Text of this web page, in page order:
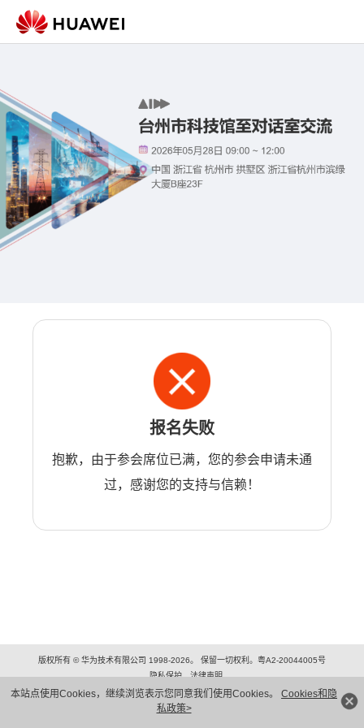
本站点使用Cookies，继续浏览表示您同意我们使用Cookies。 Cookies和隐
私政策>
报名失败
抱歉，由于参会席位已满，您的参会申请未通
过，感谢您的支持与信赖！
版权所有 © 华为技术有限公司 1998-2026。 保留一切权利。粤A2-20044005号
隐私保护
法律声明